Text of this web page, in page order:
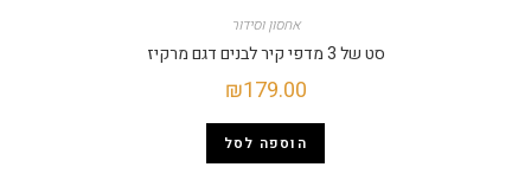
אחסון וסידור
סט של 3 מדפי קיר לבנים דגם מרקיז
₪179.00
הוספה לסל